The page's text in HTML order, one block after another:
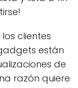
clientes
están
de
razón quiere